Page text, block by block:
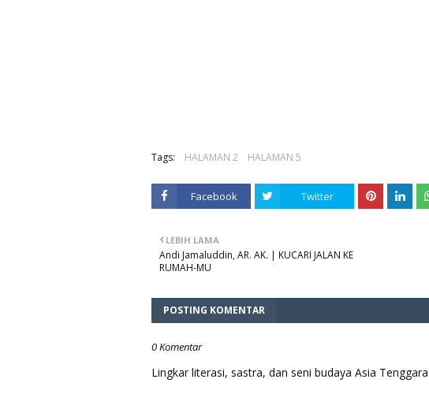
Tags: HALAMAN 2 HALAMAN 5
Facebook Twitter
LEBIH LAMA
Andi Jamaluddin, AR. AK. | KUCARI JALAN KE
RUMAH-MU
POSTING KOMENTAR
0 Komentar
Lingkar literasi, sastra, dan seni budaya Asia